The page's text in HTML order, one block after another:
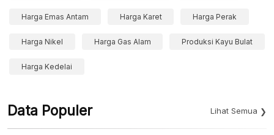
Harga Emas Antam Harga Karet Harga Perak
Harga Nikel Harga Gas Alam Produksi Kayu Bulat
Harga Kedelai
Data Populer Lihat Semua